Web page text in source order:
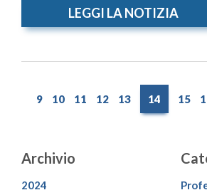
LEGGI LA NOTIZIA
9 10 11 12 13 14 15
Archivio
2024